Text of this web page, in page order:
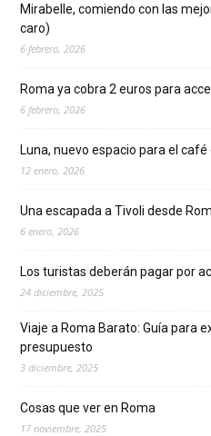
Mirabelle, comiendo con las
caro)
6 febrero, 2026
Roma ya cobra 2 euros para
6 febrero, 2026
Luna, nuevo espacio para el
12 enero, 2026
Una escapada a Tivoli desde
6 enero, 2026
Los turistas deberán pagar por
24 diciembre, 2025
Viaje a Roma Barato: Guía para
presupuesto
3 diciembre, 2025
Cosas que ver en Roma
17 noviembre, 2025